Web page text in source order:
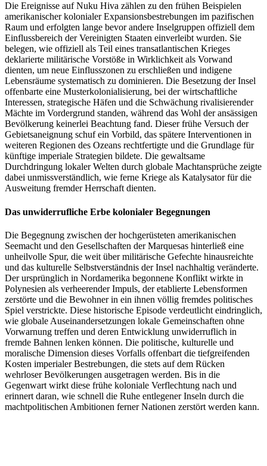
Die Ereignisse auf Nuku Hiva zählen zu den frühen Beispielen
amerikanischer kolonialer Expansionsbestrebungen im pazifischen
Raum und erfolgten lange bevor andere Inselgruppen offiziell dem
Einflussbereich der Vereinigten Staaten einverleibt wurden. Sie
belegen, wie offiziell als Teil eines transatlantischen Krieges
deklarierte militärische Vorstöße in Wirklichkeit als Vorwand
dienten, um neue Einflusszonen zu erschließen und indigene
Lebensräume systematisch zu dominieren. Die Besetzung der Insel
offenbarte eine Musterkolonialisierung, bei der wirtschaftliche
Interessen, strategische Häfen und die Schwächung rivalisierender
Mächte im Vordergrund standen, während das Wohl der ansässigen
Bevölkerung keinerlei Beachtung fand. Dieser frühe Versuch der
Gebietsaneignung schuf ein Vorbild, das spätere Interventionen in
weiteren Regionen des Ozeans rechtfertigte und die Grundlage für
künftige imperiale Strategien bildete. Die gewaltsame
Durchdringung lokaler Welten durch globale Machtansprüche zeigte
dabei unmissverständlich, wie ferne Kriege als Katalysator für die
Ausweitung fremder Herrschaft dienten.
Das unwiderrufliche Erbe kolonialer Begegnungen
Die Begegnung zwischen der hochgerüsteten amerikanischen
Seemacht und den Gesellschaften der Marquesas hinterließ eine
unheilvolle Spur, die weit über militärische Gefechte hinausreichte
und das kulturelle Selbstverständnis der Insel nachhaltig veränderte.
Der ursprünglich in Nordamerika begonnene Konflikt wirkte in
Polynesien als verheerender Impuls, der etablierte Lebensformen
zerstörte und die Bewohner in ein ihnen völlig fremdes politisches
Spiel verstrickte. Diese historische Episode verdeutlicht eindringlich,
wie globale Auseinandersetzungen lokale Gemeinschaften ohne
Vorwarnung treffen und deren Entwicklung unwiderruflich in
fremde Bahnen lenken können. Die politische, kulturelle und
moralische Dimension dieses Vorfalls offenbart die tiefgreifenden
Kosten imperialer Bestrebungen, die stets auf dem Rücken
wehrloser Bevölkerungen ausgetragen werden. Bis in die
Gegenwart wirkt diese frühe koloniale Verflechtung nach und
erinnert daran, wie schnell die Ruhe entlegener Inseln durch die
machtpolitischen Ambitionen ferner Nationen zerstört werden kann.